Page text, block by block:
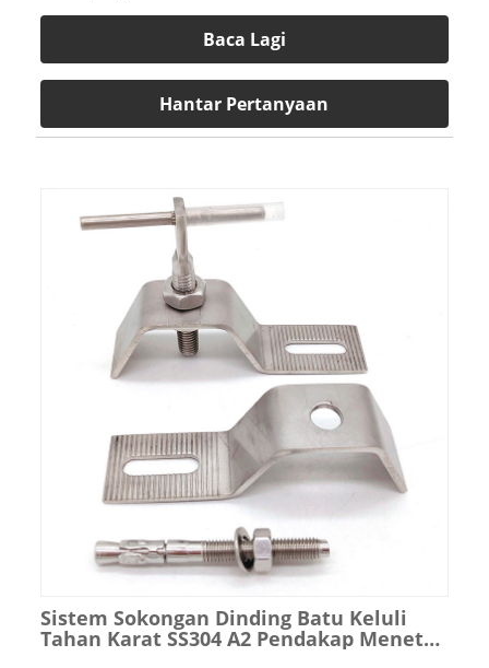
Baca Lagi
Hantar Pertanyaan
Sistem Sokongan Dinding Batu Keluli
Tahan Karat SS304 A2 Pendakap Menetap